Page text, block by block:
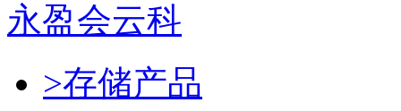
永盈会云科
>存储产品